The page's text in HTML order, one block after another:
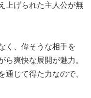
上げられた主人公が無
く、偉そうな相手を
ら爽快な展開が魅力。
通じて得た力なので、